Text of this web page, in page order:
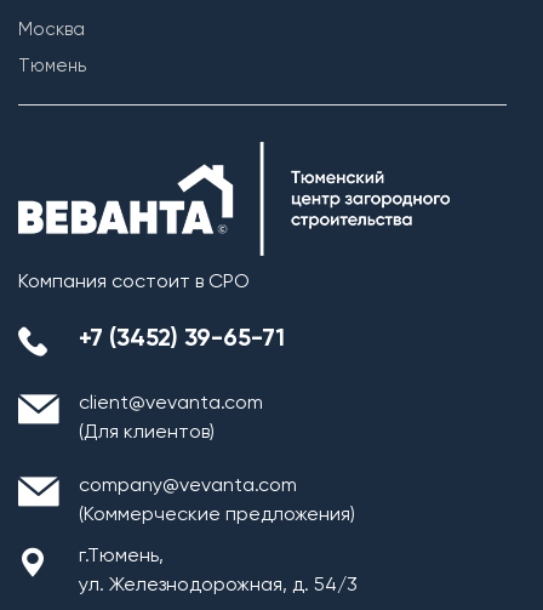
Москва
Тюмень
Компания состоит в СРО
+7 (3452) 39-65-71
client@vevanta.com
(Для клиентов)
company@vevanta.com
(Коммерческие предложения)
г.Тюмень,
ул. Железнодорожная, д. 54/3